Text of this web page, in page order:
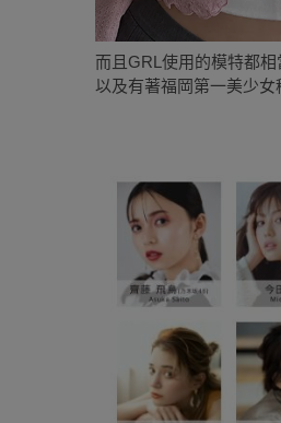
而且GRL使用的模特都
以及有著福岡第一美少女